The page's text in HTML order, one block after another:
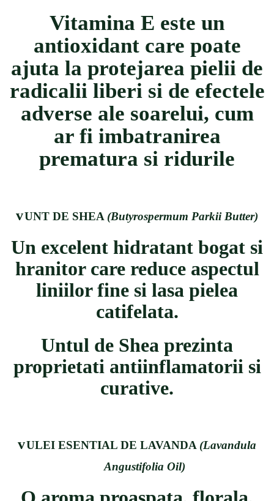
Vitamina E este un
antioxidant care poate
ajuta la protejarea pielii de
radicalii liberi si de efectele
adverse ale soarelui, cum
ar fi imbatranirea
prematura si ridurile
vUNT DE SHEA (Butyrospermum Parkii Butter)
Un excelent hidratant bogat si
hranitor care reduce aspectul
liniilor fine si lasa pielea
catifelata.
Untul de Shea prezinta
proprietati antiinflamatorii si
curative.
vULEI ESENTIAL DE LAVANDA (Lavandula
Angustifolia Oil)